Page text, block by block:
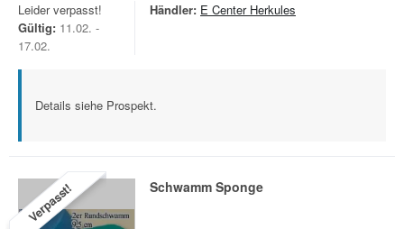
Leider verpasst!
Gültig: 11.02. -
17.02.
Händler: E Center Herkules
Details siehe Prospekt.
Verpasst! Schwamm Sponge